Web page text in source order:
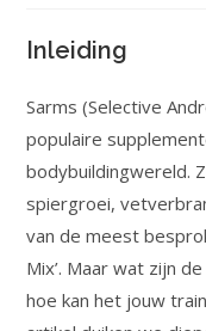
Inleiding
Sarms (Selective
populaire
bodybuildingwereld.
spiergroei,
van de meest
Mix’. Maar wat zijn
hoe kan het jouw